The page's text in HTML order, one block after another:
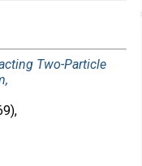
Two-Particle